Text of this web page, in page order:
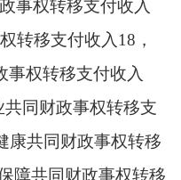
事权转移支付收入
转移支付收入18，
事权转移支付收入
同财政事权转移支
康共同财政事权转移
障共同财政事权转移